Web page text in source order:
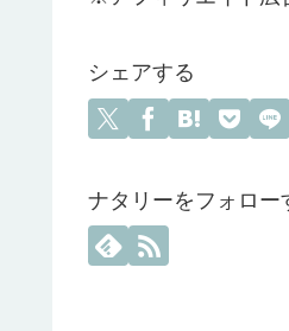
シェアする
ナタリーをフォロー